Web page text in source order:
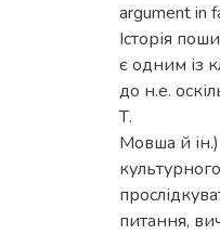
argument in
Історія
є одним із
до н.е.
Т.
Мовша й
питання,